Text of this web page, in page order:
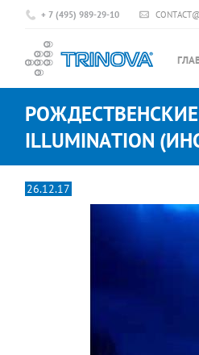
+ 7 (495) 989-29-10
ILLUMINATION
26.12.17